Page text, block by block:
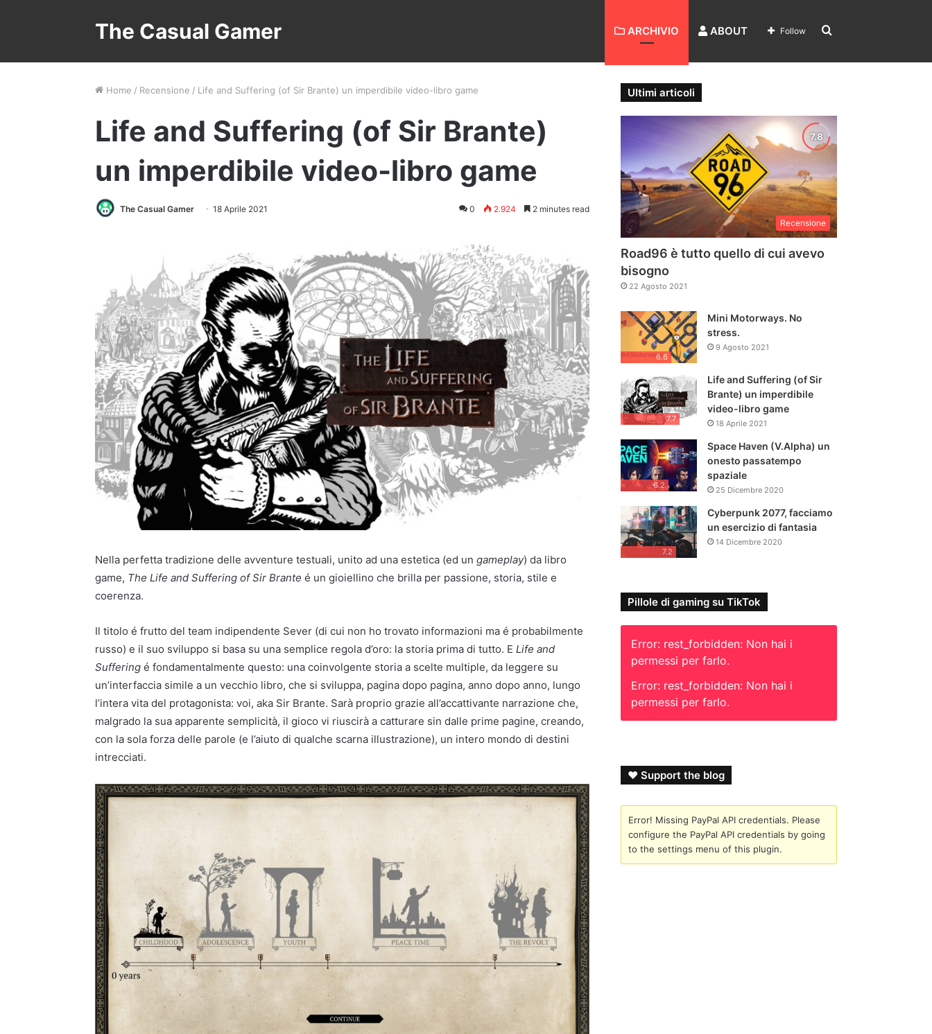
The Casual Gamer ARCHIVIO ABOUT Search
Follow
Home / Recensione / Life and Suffering (of Sir Brante) un imperdibile video-libro game
Life and Suffering (of Sir Brante)
un imperdibile video-libro game
The Casual Gamer 18 Aprile 2021 0 2.924 2 minutes read
Nella perfetta tradizione delle avventure testuali, unito ad una estetica (ed un gameplay) da libro
game, The Life and Suffering of Sir Brante é un gioiellino che brilla per passione, storia, stile e
coerenza.
Il titolo é frutto del team indipendente Sever (di cui non ho trovato informazioni ma é probabilmente
russo) e il suo sviluppo si basa su una semplice regola d’oro: la storia prima di tutto. E Life and
Suffering é fondamentalmente questo: una coinvolgente storia a scelte multiple, da leggere su
un’interfaccia simile a un vecchio libro, che si sviluppa, pagina dopo pagina, anno dopo anno, lungo
l’intera vita del protagonista: voi, aka Sir Brante. Sarà proprio grazie all’accattivante narrazione che,
malgrado la sua apparente semplicità, il gioco vi riuscirà a catturare sin dalle prime pagine, creando,
con la sola forza delle parole (e l’aiuto di qualche scarna illustrazione), un intero mondo di destini
intrecciati.
Ultimi articoli
Recensione
Road96 è tutto quello di cui avevo
bisogno
22 Agosto 2021
6.6
Mini Motorways. No
stress.
9 Agosto 2021
7.7
Life and Suffering (of Sir
Brante) un imperdibile
video-libro game
18 Aprile 2021
6.2
Space Haven (V.Alpha) un
onesto passatempo
spaziale
25 Dicembre 2020
7.2
Cyberpunk 2077, facciamo
un esercizio di fantasia
14 Dicembre 2020
Pillole di gaming su TikTok
Error: rest_forbidden: Non hai i
permessi per farlo.
Error: rest_forbidden: Non hai i
permessi per farlo.
❤ Support the blog
Error! Missing PayPal API credentials. Please
configure the PayPal API credentials by going
to the settings menu of this plugin.